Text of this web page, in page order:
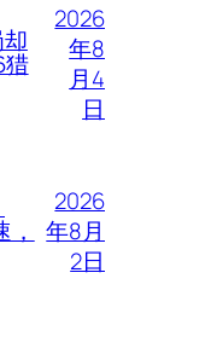
2026
年8
月4
日
2026
年8月
2日